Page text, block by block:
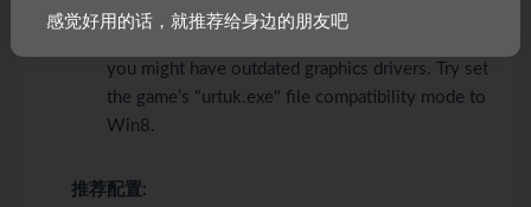
run this game. Windows 7 works however. Note
you might have outdated graphics drivers. Try set
the game’s "urtuk.exe" file compatibility mode to
Win8.
推荐配置:
感觉好用的话，就推荐给身边的朋友吧